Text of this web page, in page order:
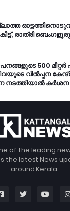
രാത്രി
500 മീറ്റർ
വിൽപ്പന
നടത്തിയാൽ കർശന
of the leading
the latest News
around Kerala